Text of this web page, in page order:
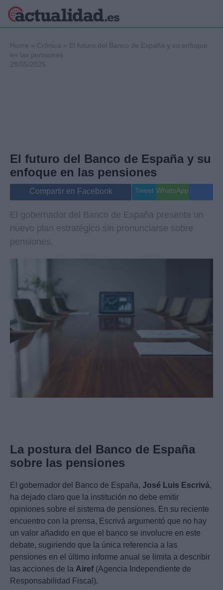
Internacional
Viajes
Gente
Musica
Home » Crónica » El futuro del Banco de España y su enfoque
en las pensiones
28/05/2025
El futuro del Banco de España y su
enfoque en las pensiones
Compartir en Facebook Tweet WhatsApp
El gobernador del Banco de España presenta un
nuevo plan estratégico sin pronunciarse sobre
pensiones.
La postura del Banco de España
sobre las pensiones
El gobernador del Banco de España, José Luis Escrivá,
ha dejado claro que la institución no debe emitir
opiniones sobre el sistema de pensiones. En su reciente
encuentro con la prensa, Escrivá argumentó que no hay
un valor añadido en que el banco se involucre en este
debate, sugiriendo que la única referencia a las
pensiones en el último informe anual se limita a describir
las acciones de la Airef (Agencia Independiente de
Responsabilidad Fiscal).